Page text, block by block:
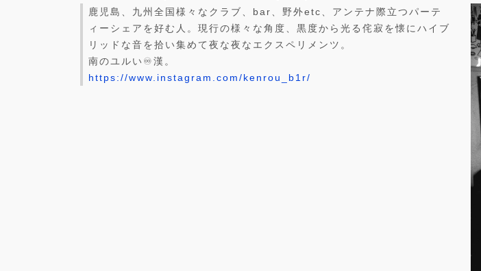
鹿児島、九州全国様々なクラブ、bar、野外etc、アンテナ際立つパーテ
ィーシェアを好む人。現行の様々な角度、黒度から光る侘寂を懐にハイブ
リッドな音を拾い集めて夜な夜なエクスペリメンツ。
南のユルい♾️漢。
https://www.instagram.com/kenrou_b1r/